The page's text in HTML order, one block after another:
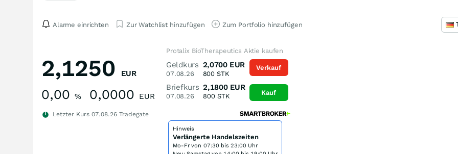
Alarme einrichten Zur Watchlist hinzufügen Zum Portfolio hinzufügen
2,1250 EUR
0,00 % 0,0000 EUR
Letzter Kurs 07.08.26 Tradegate
Protalix BioTherapeutics Aktie kaufen
Geldkurs
07.08.26
2,0700 EUR
800 STK
Briefkurs
07.08.26
2,1800 EUR
800STK
Verkauf
Kauf
Hinweis
Verlängerte Handelszeiten
Mo-Fr von 07:30 bis 23:00 Uhr